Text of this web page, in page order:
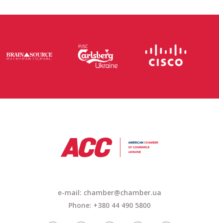
e-mail: chamber@chamber.ua
Phone: +380 44 490 5800